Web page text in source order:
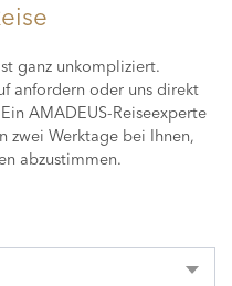
ganz unkompliziert.
anfordern oder uns direkt
AMADEUS-Reiseexperte
zwei Werktage bei Ihnen,
abzustimmen.